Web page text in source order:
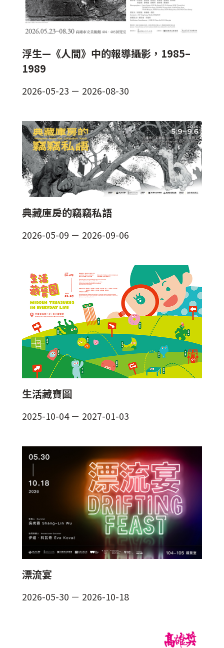
浮生—《人間》中的報導攝影，1985–
1989
2026-05-23 － 2026-08-30
典藏庫房的竊竊私語
2026-05-09 － 2026-09-06
生活藏寶圖
2025-10-04－ 2027-01-03
漂流宴
2026-05-30 － 2026-10-18